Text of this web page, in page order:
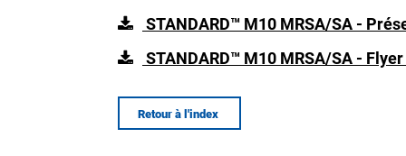
STANDARD™ M10 MRSA/SA -
STANDARD™ M10 MRSA/SA -
Retour à l'index